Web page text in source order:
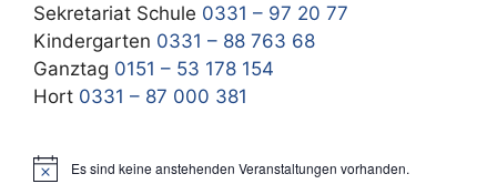
Sekretariat Schule 0331 – 97 20 77
Kindergarten 0331 – 88 763 68
Ganztag 0151 – 53 178 154
Hort 0331 – 87 000 381
H
Es sind keine anstehenden Veranstaltungen vorhanden.